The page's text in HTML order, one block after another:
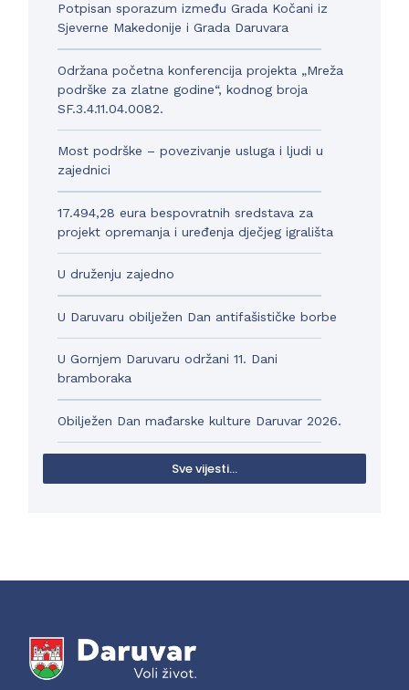
Potpisan sporazum između Grada Kočani iz
Sjeverne Makedonije i Grada Daruvara
Održana početna konferencija projekta „Mreža
podrške za zlatne godine“, kodnog broja
SF.3.4.11.04.0082.
Most podrške – povezivanje usluga i ljudi u
zajednici
17.494,28 eura bespovratnih sredstava za
projekt opremanja i uređenja dječjeg igrališta
U druženju zajedno
U Daruvaru obilježen Dan antifašističke borbe
U Gornjem Daruvaru održani 11. Dani
bramboraka
Obilježen Dan mađarske kulture Daruvar 2026.
Sve vijesti...